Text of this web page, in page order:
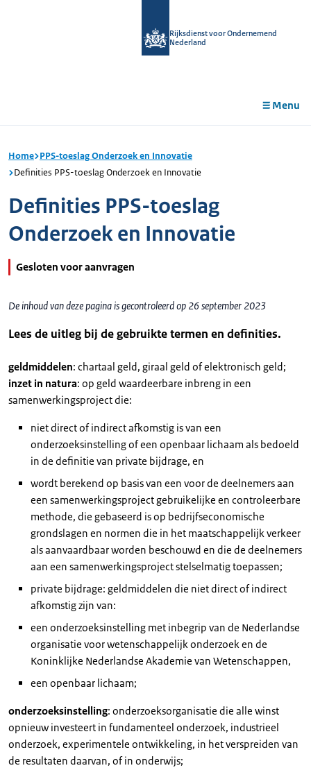
Rijksdienst voor Ondernemend
Nederland
Menu
Home PPS-toeslag Onderzoek en Innovatie
Definities PPS-toeslag Onderzoek en Innovatie
Definities PPS-toeslag
Onderzoek en Innovatie
Gesloten voor aanvragen
De inhoud van deze pagina is gecontroleerd op 26 september 2023
Lees de uitleg bij de gebruikte termen en definities.
geldmiddelen: chartaal geld, giraal geld of elektronisch geld;
inzet in natura: op geld waardeerbare inbreng in een
samenwerkingsproject die:
niet direct of indirect afkomstig is van een
onderzoeksinstelling of een openbaar lichaam als bedoeld
in de definitie van private bijdrage, en
wordt berekend op basis van een voor de deelnemers aan
een samenwerkingsproject gebruikelijke en controleerbare
methode, die gebaseerd is op bedrijfseconomische
grondslagen en normen die in het maatschappelijk verkeer
als aanvaardbaar worden beschouwd en die de deelnemers
aan een samenwerkingsproject stelselmatig toepassen;
private bijdrage: geldmiddelen die niet direct of indirect
afkomstig zijn van:
een onderzoeksinstelling met inbegrip van de Nederlandse
organisatie voor wetenschappelijk onderzoek en de
Koninklijke Nederlandse Akademie van Wetenschappen,
een openbaar lichaam;
onderzoeksinstelling: onderzoeksorganisatie die alle winst
opnieuw investeert in fundamenteel onderzoek, industrieel
onderzoek, experimentele ontwikkeling, in het verspreiden van
de resultaten daarvan, of in onderwijs;